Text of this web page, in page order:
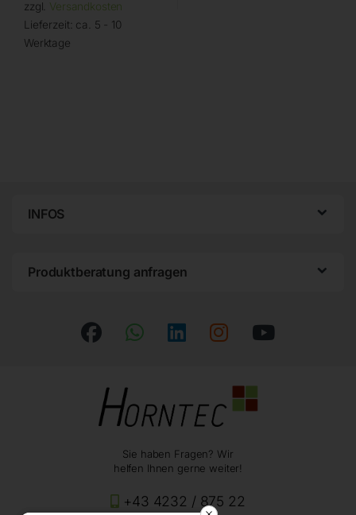
zzgl. Versandkosten
Lieferzeit: ca. 5 - 10
Werktage
INFOS
Produktberatung anfragen
Sie haben Fragen? Wir
helfen Ihnen gerne weiter!
+43 4232 / 875 22